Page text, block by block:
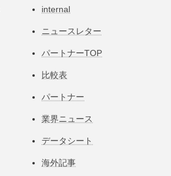
internal
ニュースレター
パートナーTOP
比較表
パートナー
業界ニュース
データシート
海外記事